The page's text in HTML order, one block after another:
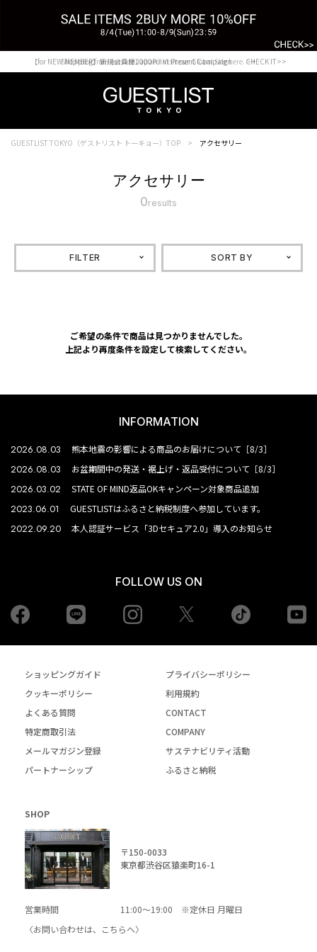
Shopping from outside Japan? Visit our Global Site here. >>
【for NEW MEMBER】新規会員様1000Point Present Campaign CHECK IT>>
GUESTLIST TOKYO（ゲストリスト トーキョー）TOP アクセサリー
アクセサリー
0results
FILTER SORT BY
ご希望の条件で商品は見つかりませんでした。
上記より再度条件を設定して検索してください。
INFORMATION
2026.08.03 熊本地震の影響による商品のお届けについて［8/3］
2026.08.03 お盆期間中の発送・裾上げ・返品受付について［8/3］
2026.03.02 STATE OF MIND返品OKキャンペーン対象商品追加
2023.06.01 GUESTLISTはふるさと納税制度へ参加しています。
2022.09.20 本人認証サービス「3Dセキュア2.0」導入のお知らせ
FOLLOW US ON
Facebook Instagram tiktok
ショッピングガイド
プライバシーポリシー
クッキーポリシー
利用規約
よくある質問
CONTACT
特定商取引法
COMPANY
メールマガジン登録
サステナビリティ活動
パートナーシップ
ふるさと納税
SHOP
〒150-0033
東京都渋谷区猿楽町16-1
営業時間
11:00～19:00 ※定休日 月曜日
〈お問い合わせは、
こちらへ〉